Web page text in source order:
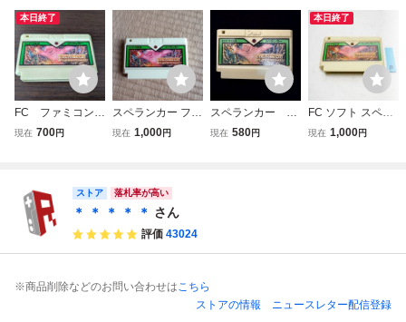
本日終了
FC ファミコン
スペランカー
現在 700円
スペランカー ファ
ミコンソフト ファ
現在 1,000円
スペランカー FC
ファミリーコンピ
現在 580円
本日終了
FC ソフト スペラ
ンカー B
現在 1,000円
ストア 落札率が高い
＊ ＊ ＊ ＊ ＊ さん
評価 43024
※商品削除などのお問い合わせはこちら
ストアの情報
ニュースレター配信登録